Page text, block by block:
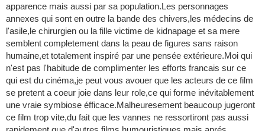
apparence mais aussi par sa population.Les personnages
annexes qui sont en outre la bande des chivers,les médecins de
l'asile,le chirurgien ou la fille victime de kidnapage et sa mere
semblent completement dans la peau de figures sans raison
humaine,et totalement inspiré par une pensée extérieure.Moi qui
n'est pas l'habitude de complimenter les efforts francais sur ce
qui est du cinéma,je peut vous avouer que les acteurs de ce film
se pretent a coeur joie dans leur role,ce qui forme inévitablement
une vraie symbiose éfficace.Malheuresement beaucoup jugeront
ce film trop vite,du fait que les vannes ne ressortiront pas aussi